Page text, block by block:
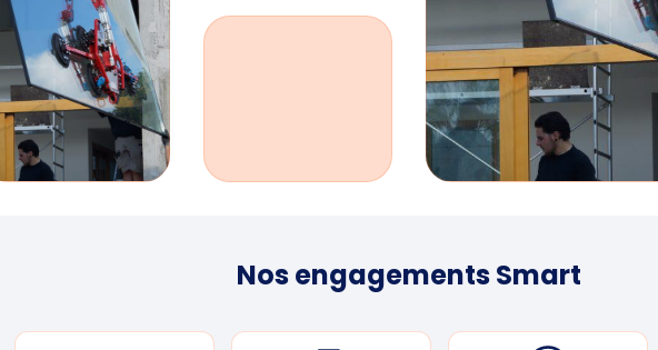
Nos engagements Smart